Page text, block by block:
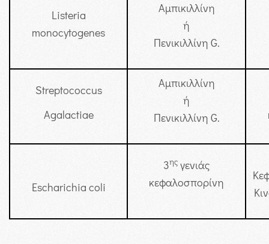
Listeria
monocytogenes
Αμπικιλλίνη
ή
Πενικιλλίνη G.
Streptococcus
Agalactiae
Αμπικιλλίνη
ή
Πενικιλλίνη G.
Escharichia coli
3ης γενιάς
κεφαλοσπορίνη